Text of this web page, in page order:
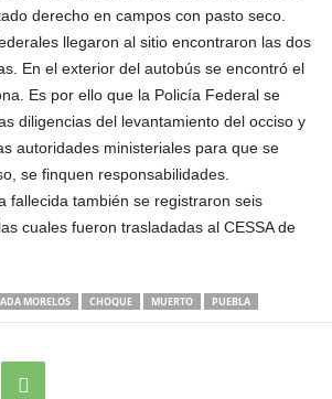
derecho en campos con pasto seco.
llegaron al sitio encontraron las dos
En el exterior del autobús se encontró el
Es por ello que la Policía Federal se
diligencias del levantamiento del occiso y
autoridades ministeriales para que se
se finquen responsabilidades.
fallecida también se registraron seis
cuales fueron trasladadas al CESSA de
MORELOS CHOQUE MUERTO PUEBLA